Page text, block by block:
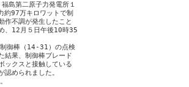
島第二原子力発電所１
約97万キロワットで制
作不調が発生したこと
、12月５日午後10時35
御棒（14-31）の点検
結果、制御棒ブレード
ックスと接触している
められました。